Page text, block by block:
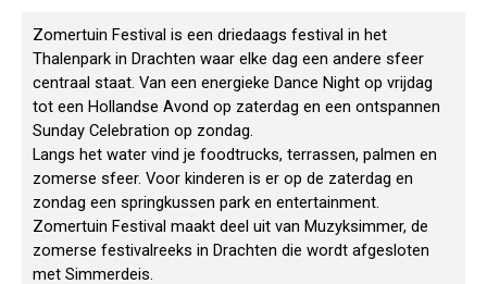
Zomertuin Festival is een driedaags festival in het
Thalenpark in Drachten waar elke dag een andere sfeer
centraal staat. Van een energieke Dance Night op vrijdag
tot een Hollandse Avond op zaterdag en een ontspannen
Sunday Celebration op zondag.
Langs het water vind je foodtrucks, terrassen, palmen en
zomerse sfeer. Voor kinderen is er op de zaterdag en
zondag een springkussen park en entertainment.
Zomertuin Festival maakt deel uit van Muzyksimmer, de
zomerse festivalreeks in Drachten die wordt afgesloten
met Simmerdeis.